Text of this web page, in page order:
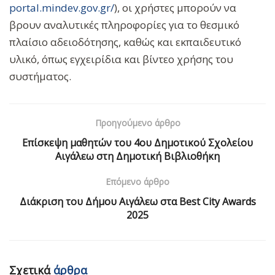
portal.mindev.gov.gr/), οι χρήστες μπορούν να
βρουν αναλυτικές πληροφορίες για το θεσμικό
πλαίσιο αδειοδότησης, καθώς και εκπαιδευτικό
υλικό, όπως εγχειρίδια και βίντεο χρήσης του
συστήματος.
Προηγούμενο άρθρο
Επίσκεψη μαθητών του 4ου Δημοτικού Σχολείου
Αιγάλεω στη Δημοτική Βιβλιοθήκη
Επόμενο άρθρο
Διάκριση του Δήμου Αιγάλεω στα Best City Awards
2025
Σχετικάάρθρα